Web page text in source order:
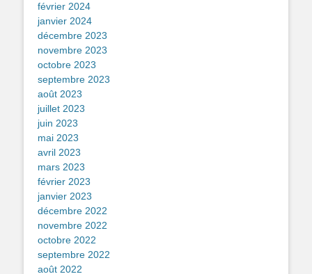
février 2024
janvier 2024
décembre 2023
novembre 2023
octobre 2023
septembre 2023
août 2023
juillet 2023
juin 2023
mai 2023
avril 2023
mars 2023
février 2023
janvier 2023
décembre 2022
novembre 2022
octobre 2022
septembre 2022
août 2022